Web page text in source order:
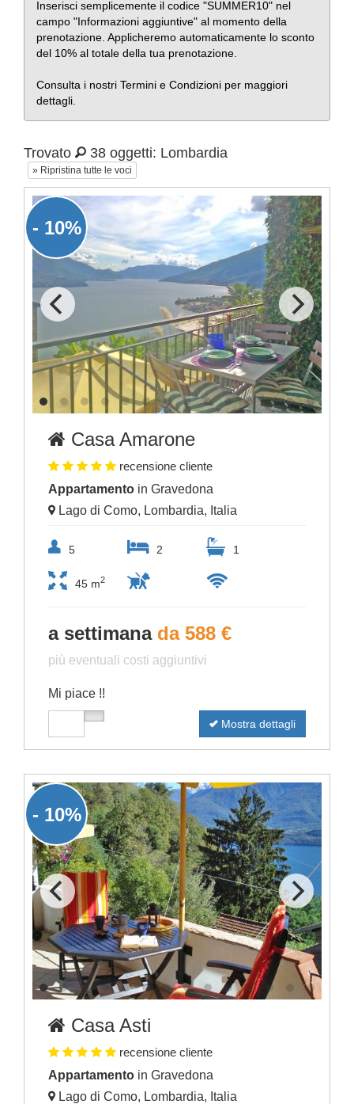
Inserisci semplicemente il codice "SUMMER10" nel
campo "Informazioni aggiuntive" al momento della
prenotazione. Applicheremo automaticamente lo sconto
del 10% al totale della tua prenotazione.
Consulta i nostri Termini e Condizioni per maggiori
dettagli.
Trovato 38 oggetti: Lombardia
» Ripristina tutte le voci
- 10%
Casa Amarone
recensione cliente
Appartamento in Gravedona
Lago di Como, Lombardia, Italia
5 2 1
45 m2
a settimana da 588 €
più eventuali costi aggiuntivi
Mi piace !!
Mostra dettagli
- 10%
Casa Asti
recensione cliente
Appartamento in Gravedona
Lago di Como, Lombardia, Italia